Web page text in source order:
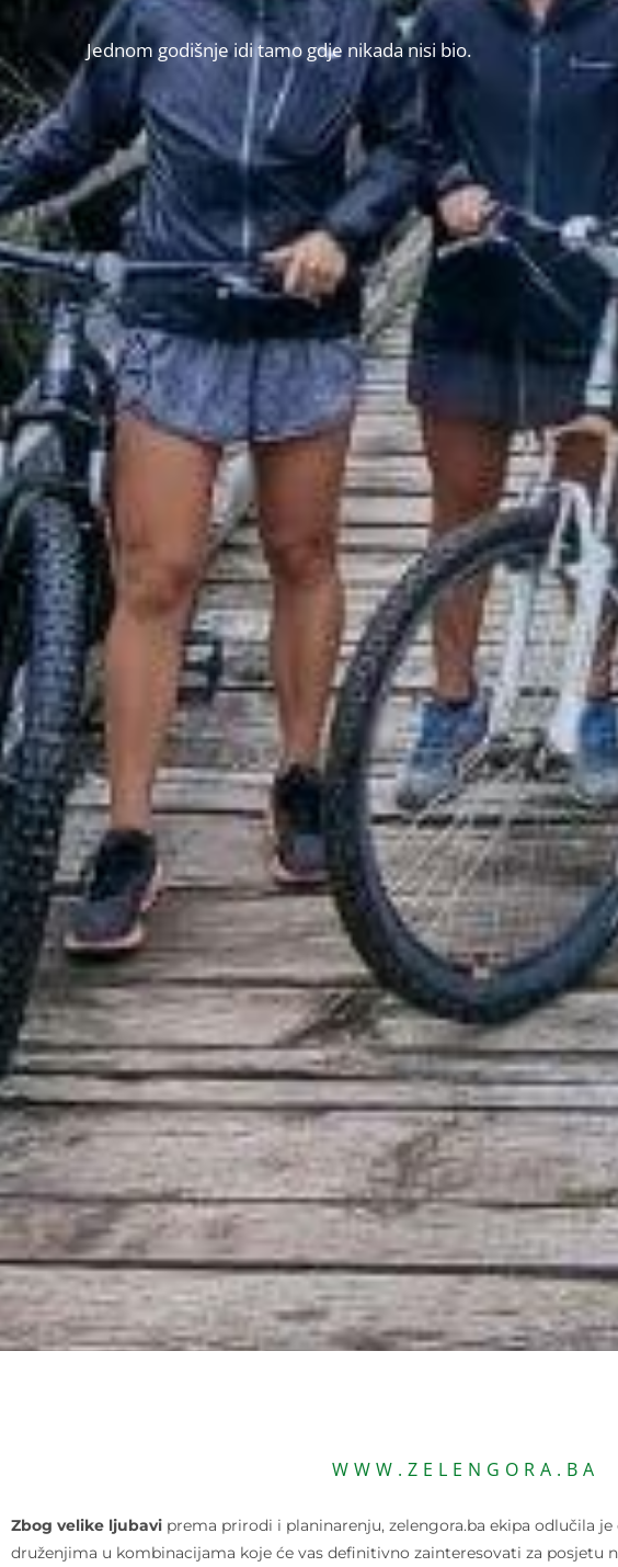
Jednom godišnje idi tamo gdje nikada nisi bio.
WWW.ZELENGORA.BA
Zbog velike ljubavi prema prirodi i planinarenju, zelengora.ba ekipa odlučila
druženjima u kombinacijama koje će vas definitivno zainteresovati za posjetu